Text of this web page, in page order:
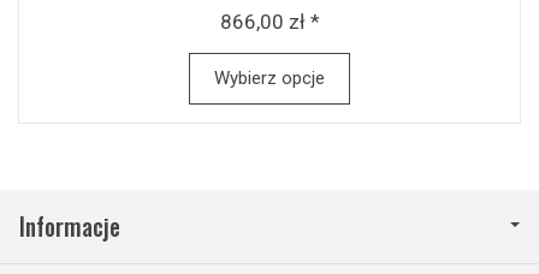
866,00 zł *
Wybierz opcje
Informacje